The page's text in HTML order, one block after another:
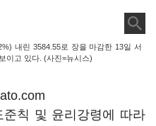
내린 3584.55로 장을 마감한 13일 서
이고 있다. (사진=뉴시스)
칙 및 윤리강령에 따라